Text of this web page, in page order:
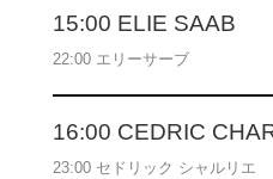
15:00 ELIE SAAB
22:00 エリーサーブ
16:00 CEDRIC
23:00 セドリック シャルリエ